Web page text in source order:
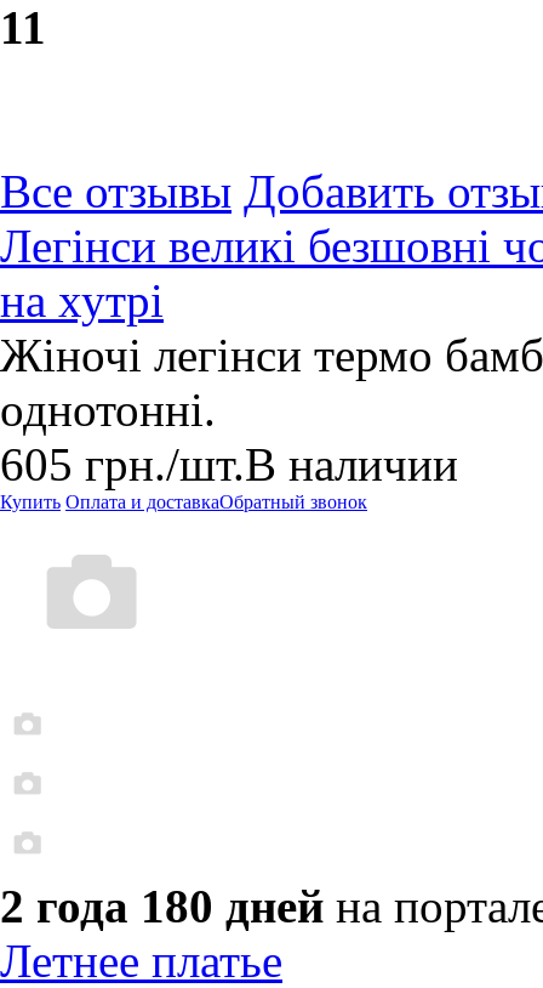
11
Все отзывы Добавить
Легінси великі безшовні
на хутрі
Жіночі легінси термо
однотонні.
605 грн./шт.В наличии
Купить Оплата и доставкаОбратный звонок
2 года 180 дней на
Летнее платье